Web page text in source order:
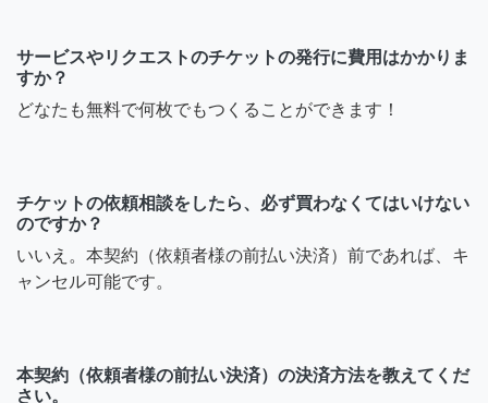
サービスやリクエストのチケットの発行に費用はかかりま
すか？
どなたも無料で何枚でもつくることができます！
チケットの依頼相談をしたら、必ず買わなくてはいけない
のですか？
いいえ。本契約（依頼者様の前払い決済）前であれば、キ
ャンセル可能です。
本契約（依頼者様の前払い決済）の決済方法を教えてくだ
さい。